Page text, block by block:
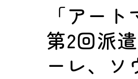
「アー
第2回派
ーレ、ソ